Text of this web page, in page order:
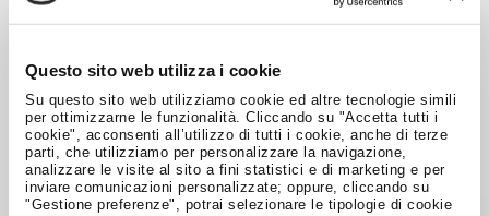
Questo sito web utilizza i cookie
Su questo sito web utilizziamo cookie ed altre tecnologie simili
per ottimizzarne le funzionalità. Cliccando su "Accetta tutti i
cookie", acconsenti all’utilizzo di tutti i cookie, anche di terze
parti, che utilizziamo per personalizzare la navigazione,
analizzare le visite al sito a fini statistici e di marketing e per
inviare comunicazioni personalizzate; oppure, cliccando su
"Gestione preferenze", potrai selezionare le tipologie di cookie
la propria candidatura. Le domande vanno
compilate scaricando il modulo online sulla
paginadedicata al progetto e corredate di cv
formato europeo con foto, autocertificazione
relativa al possesso dei livelli di competenza